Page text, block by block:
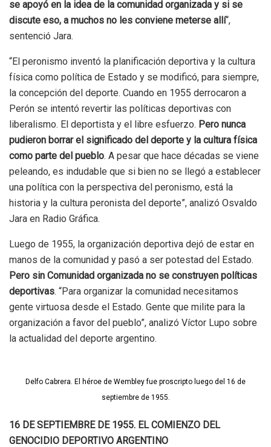
se apoyó en la idea de la comunidad organizada y si se
discute eso, a muchos no les conviene meterse allí“,
sentenció Jara.
“El peronismo inventó la planificación deportiva y la cultura
física como política de Estado y se modificó, para siempre,
la concepción del deporte. Cuando en 1955 derrocaron a
Perón se intentó revertir las políticas deportivas con
liberalismo. El deportista y el libre esfuerzo. Pero nunca
pudieron borrar el significado del deporte y la cultura física
como parte del pueblo. A pesar que hace décadas se viene
peleando, es indudable que si bien no se llegó a establecer
una política con la perspectiva del peronismo, está la
historia y la cultura peronista del deporte”, analizó Osvaldo
Jara en Radio Gráfica.
Luego de 1955, la organización deportiva dejó de estar en
manos de la comunidad y pasó a ser potestad del Estado.
Pero sin Comunidad organizada no se construyen políticas
deportivas. “Para organizar la comunidad necesitamos
gente virtuosa desde el Estado. Gente que milite para la
organización a favor del pueblo”, analizó Víctor Lupo sobre
la actualidad del deporte argentino.
Delfo Cabrera. El héroe de Wembley fue proscripto luego del 16 de
septiembre de 1955.
16 DE SEPTIEMBRE DE 1955. EL COMIENZO DEL
GENOCIDIO DEPORTIVO ARGENTINO